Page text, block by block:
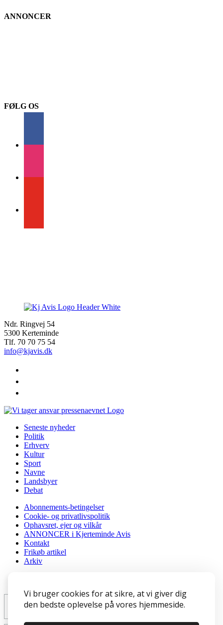
Vi bruger cookies for at sikre, at vi giver dig
den bedste oplevelse på vores hjemmeside.
ANNONCER
FØLG OS
Ndr. Ringvej 54
5300 Kerteminde
Tlf. 70 70 75 54
info@kjavis.dk
Seneste nyheder
Politik
Erhverv
Kultur
Sport
Navne
Landsbyer
Debat
Abonnements-betingelser
Cookie- og privatlivspolitik
Ophavsret, ejer og vilkår
ANNONCER i Kjerteminde Avis
Kontakt
Frikøb artikel
Arkiv